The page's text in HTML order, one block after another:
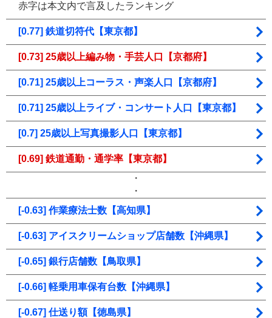
赤字は本文内で言及したランキング
[0.77] 鉄道切符代【東京都】
[0.73] 25歳以上編み物・手芸人口【京都府】
[0.71] 25歳以上コーラス・声楽人口【京都府】
[0.71] 25歳以上ライブ・コンサート人口【東京都】
[0.7] 25歳以上写真撮影人口【東京都】
[0.69] 鉄道通勤・通学率【東京都】
・
・
[-0.63] 作業療法士数【高知県】
[-0.63] アイスクリームショップ店舗数【沖縄県】
[-0.65] 銀行店舗数【鳥取県】
[-0.66] 軽乗用車保有台数【沖縄県】
[-0.67] 仕送り額【徳島県】